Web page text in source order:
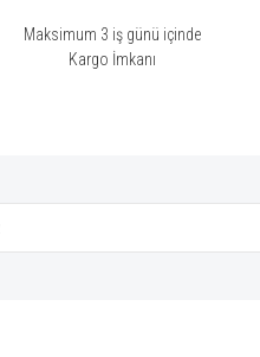
Maksimum 3 iş günü içinde
Kargo İmkanı